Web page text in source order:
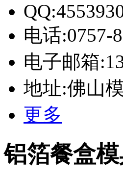
电话:0757-
电子邮箱
地址:佛山
更多
铝箔餐盒模